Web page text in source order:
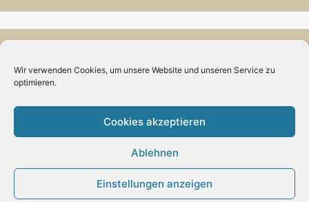
Wir verwenden Cookies, um unsere Website und unseren Service zu
optimieren.
Cookies akzeptieren
Ablehnen
Einstellungen anzeigen